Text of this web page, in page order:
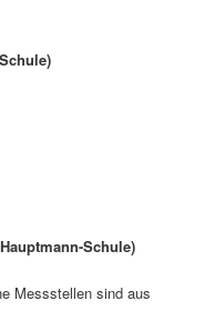
Schule)
Messstellen sind aus